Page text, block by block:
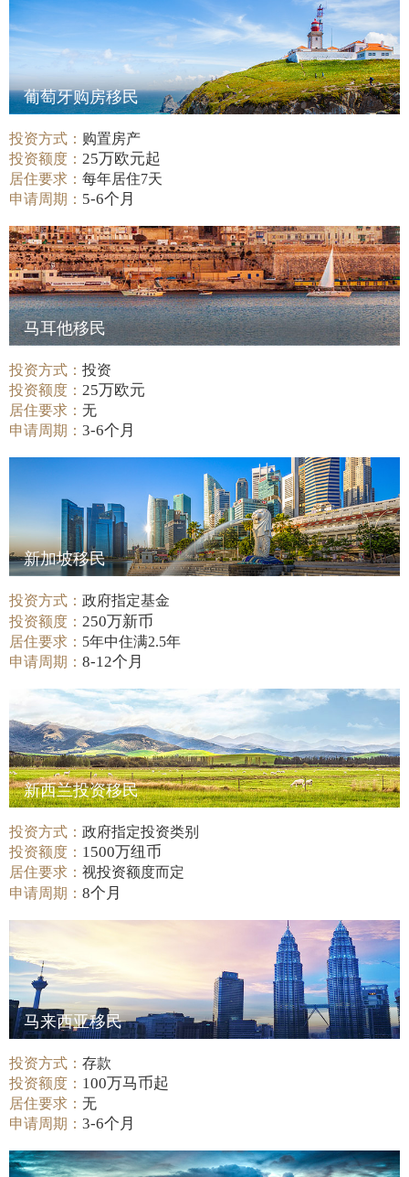
葡萄牙购房移民
投资方式： 购置房产
投资额度： 25万欧元起
居住要求：每年居住7天
申请周期： 5-6个月
马耳他移民
投资方式：投资
投资额度： 25万欧元
居住要求：无
申请周期：3-6个月
新加坡移民
投资方式：政府指定基金
投资额度： 250万新币
居住要求： 5年中住满2.5年
申请周期：8-12个月
新西兰投资移民
投资方式：政府指定投资类别
投资额度： 1500万纽币
居住要求：视投资额度而定
申请周期：8个月
马来西亚移民
投资方式：存款
投资额度： 100万马币起
居住要求：无
申请周期：3-6个月